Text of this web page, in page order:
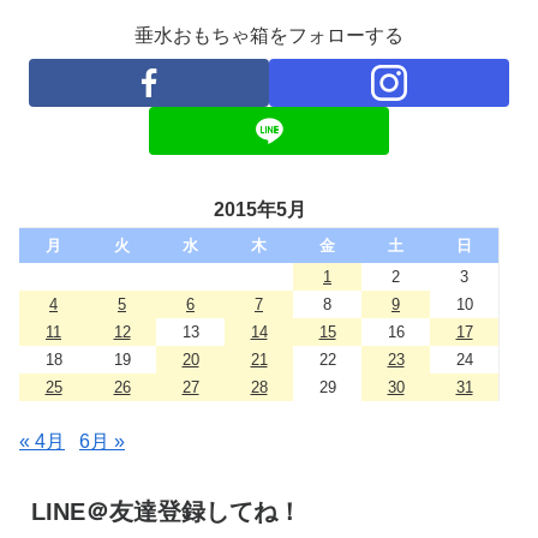
垂水おもちゃ箱をフォローする
2015年5月
月 火 水 木 金 土
日
1
2
3
4
5 6 7 8 9
10
11
12 13 14 15 16
17
18
19 20 21 22 23
24
25
26 27 28 29 30 31
« 4月 6月 »
LINE＠友達登録してね！